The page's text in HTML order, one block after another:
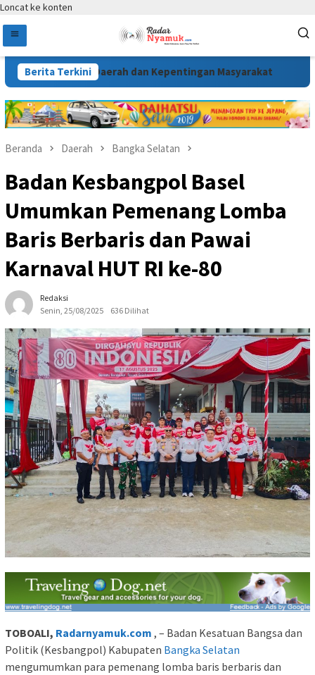
Loncat ke konten
Berita Terkini
Daerah dan Kepentingan Masyarakat Melalui
Beranda Daerah Bangka Selatan
Badan Kesbangpol Basel
Umumkan Pemenang Lomba
Baris Berbaris dan Pawai
Karnaval HUT RI ke-80
Redaksi
Senin, 25/08/2025
636 Dilihat
TOBOALI, Radarnyamuk.com , – Badan Kesatuan Bangsa dan
Politik (Kesbangpol) Kabupaten Bangka Selatan
mengumumkan para pemenang lomba baris berbaris dan